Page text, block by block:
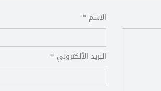
الاسم *
البريد الألكتروني *